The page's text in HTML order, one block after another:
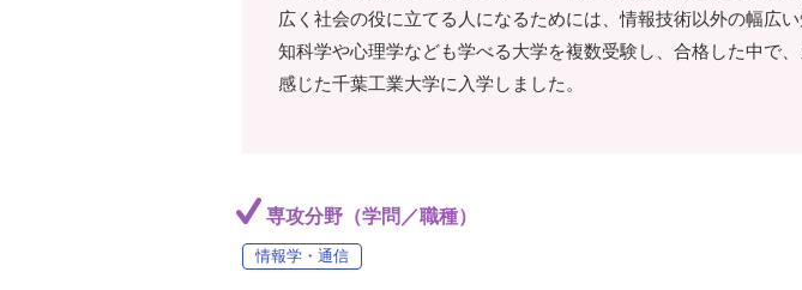
広く社会の役に立てる人になるためには、情報技術以外の幅広
知科学や心理学なども学べる大学を複数受験し、合格した中で
感じた千葉工業大学に入学しました。
専攻分野（学問／職種）
情報学・通信